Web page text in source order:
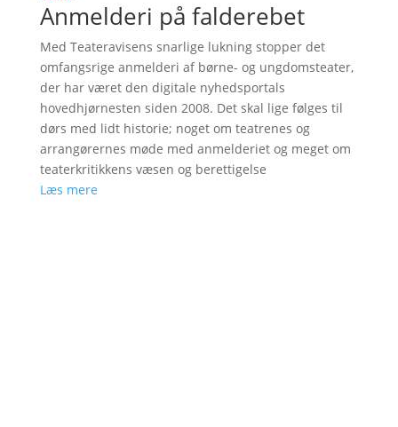
Anmelderi på falderebet
Med Teateravisens snarlige lukning stopper det
omfangsrige anmelderi af børne- og ungdomsteater,
der har været den digitale nyhedsportals
hovedhjørnesten siden 2008. Det skal lige følges til
dørs med lidt historie; noget om teatrenes og
arrangørernes møde med anmelderiet og meget om
teaterkritikkens væsen og berettigelse
Læs mere